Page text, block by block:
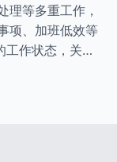
理等多重工作，
项、加班低效等
工作状态，关…